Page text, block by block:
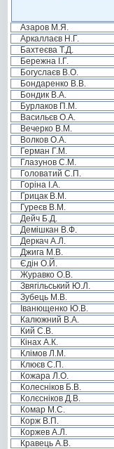
Азаров М.Я.
Аркаллаєв Н.Г.
Бахтеєва Т.Д.
Бережна І.Г.
Богуслаєв В.О.
Бондаренко В.В.
Бондик В.А.
Бурлаков П.М.
Васильєв О.А.
Вечерко В.М.
Волков О.А.
Герман Г.М.
Глазунов С.М.
Головатий С.П.
Горіна І.А.
Грицак В.М.
Гуреєв В.М.
Дейч Б.Д.
Демішкан В.Ф.
Деркач А.Л.
Джига М.В.
Єдін О.Й.
Журавко О.В.
Звягільський Ю.Л.
Зубець М.В.
Іванющенко Ю.В.
Калюжний В.А.
Кий С.В.
Кінах А.К.
Клімов Л.М.
Клюєв С.П.
Кожара Л.О.
Колесніков Б.В.
Колєсніков Д.В.
Комар М.С.
Корж В.П.
Коржев А.Л.
Кравець А.В.